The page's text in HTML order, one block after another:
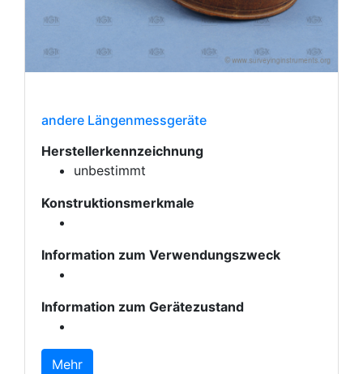
andere Längenmessgeräte
Herstellerkennzeichnung
unbestimmt
Konstruktionsmerkmale
Information zum Verwendungszweck
Information zum Gerätezustand
Mehr